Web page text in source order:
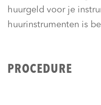
huurgeld voor je
huurinstrumenten is
PROCEDURE